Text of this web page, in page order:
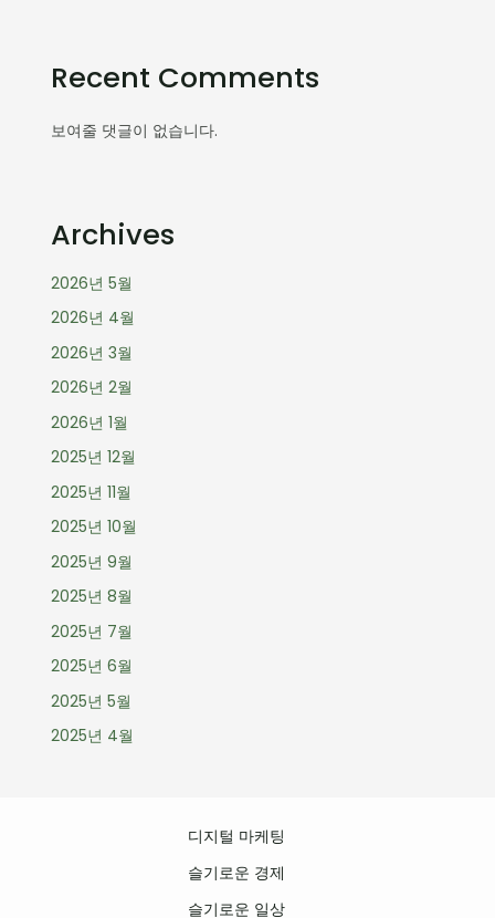
Recent Comments
보여줄 댓글이 없습니다.
Archives
2026년 5월
2026년 4월
2026년 3월
2026년 2월
2026년 1월
2025년 12월
2025년 11월
2025년 10월
2025년 9월
2025년 8월
2025년 7월
2025년 6월
2025년 5월
2025년 4월
디지털 마케팅
슬기로운 경제
슬기로운 일상